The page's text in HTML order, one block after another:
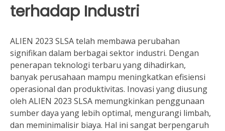
terhadap Industri
ALIEN 2023 SLSA telah membawa perubahan
signifikan dalam berbagai sektor industri. Dengan
penerapan teknologi terbaru yang dihadirkan,
banyak perusahaan mampu meningkatkan efisiensi
operasional dan produktivitas. Inovasi yang diusung
oleh ALIEN 2023 SLSA memungkinkan penggunaan
sumber daya yang lebih optimal, mengurangi limbah,
dan meminimalisir biaya. Hal ini sangat berpengaruh